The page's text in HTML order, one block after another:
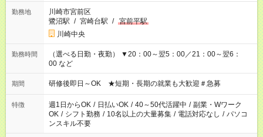
勤務地
川崎市宮前区
鷺沼駅 / 宮崎台駅 / 宮前平駅
川崎中央
勤務時間
（選べる日勤・夜勤） ▼20：00～翌5：00／21：00～翌6：
00 など
期間 研修後即日～OK ★短期・長期の就業も大歓迎＃急募
特徴 週1日からOK / 日払いOK / 40～50代活躍中 / 副業・Wワーク
OK / シフト勤務 / 10名以上の大量募集 / 電話対応なし / パソコ
ンスキル不要